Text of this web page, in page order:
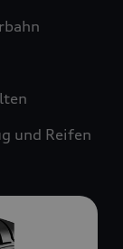
und Reifen